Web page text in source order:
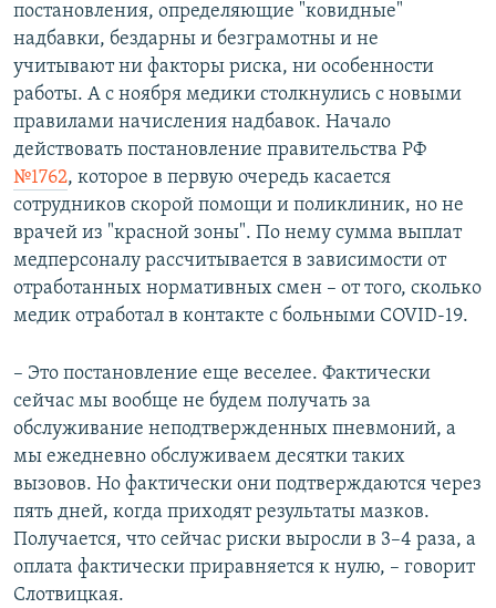
постановления, определяющие "ковидные"
надбавки, бездарны и безграмотны и не
учитывают ни факторы риска, ни особенности
работы. А с ноября медики столкнулись с новыми
правилами начисления надбавок. Начало
действовать постановление правительства РФ
№1762, которое в первую очередь касается
сотрудников скорой помощи и поликлиник, но не
врачей из "красной зоны". По нему сумма выплат
медперсоналу рассчитывается в зависимости от
отработанных нормативных смен – от того, сколько
медик отработал в контакте с больными COVID-19.
– Это постановление еще веселее. Фактически
сейчас мы вообще не будем получать за
обслуживание неподтвержденных пневмоний, а
мы ежедневно обслуживаем десятки таких
вызовов. Но фактически они подтверждаются через
пять дней, когда приходят результаты мазков.
Получается, что сейчас риски выросли в 3–4 раза, а
оплата фактически приравняется к нулю, – говорит
Слотвицкая.